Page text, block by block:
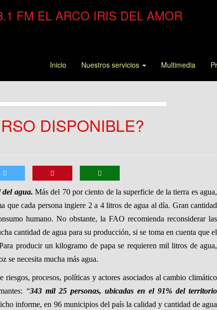
FM EL ARCO IRIS DEL AMOR
Inicio Nuestros servicios Multimedia
DISPONIBLE?
del agua. Más del 70 por ciento de la superficie de la tierra es agua,
que cada persona ingiere 2 a 4 litros de agua al día. Gran cantidad
humano. No obstante, la FAO recomienda reconsiderar las
cantidad de agua para su producción, si se toma en cuenta que el
producir un kilogramo de papa se requieren mil litros de agua,
se necesita mucha más agua.
procesos, políticas y actores asociados al cambio climático
“343 mil 25 personas, ubicadas en el 91% del territorio
informe, en 96 municipios del país la calidad y cantidad de agua